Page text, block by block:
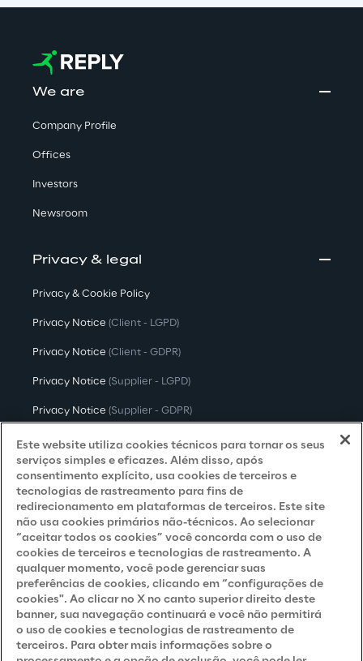
We are
Company Profile
Offices
Investors
Newsroom
Privacy & legal
Privacy & Cookie Policy
Privacy Notice (Client - LGPD)
Privacy Notice (Client - GDPR)
Privacy Notice (Supplier - LGPD)
Privacy Notice (Supplier - GDPR)
Privacy Notice (Candidate - LGPD)
Privacy Notice (Candidate - GDPR)
Privacy Notice
Accessibility Statement
Careers
Contacts
Este website utiliza cookies técnicos para tornar os seus
serviços simples e eficazes. Além disso, após
consentimento explícito, usa cookies de terceiros e
tecnologias de rastreamento para fins de
redirecionamento em plataformas de terceiros. Este site
não usa cookies primários não-técnicos. Ao selecionar
“aceitar todos os cookies” você concorda com o uso de
cookies de terceiros e tecnologias de rastreamento. A
qualquer momento, você pode gerenciar suas
preferências de cookies, clicando em “configurações de
cookies". Ao clicar no X no canto superior direito deste
banner, sua navegação continuará e você não permitirá
o uso de cookies e tecnologias de rastreamento de
terceiros. Para obter mais informações sobre o